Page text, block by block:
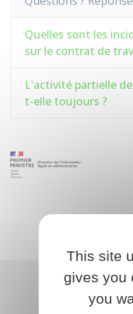
Quelles sont les
sur le contrat de
L'activité partielle
t-elle toujours ?
This site
gives you
you